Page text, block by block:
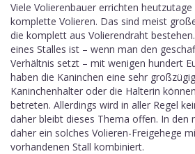
Viele Volierenbauer errichten
komplette Volieren. Das sind meist
die komplett aus Volierendraht
eines Stalles ist – wenn man den
Verhältnis setzt – mit wenigen hundert
haben die Kaninchen eine sehr
Kaninchenhalter oder die Halterin
betreten. Allerdings wird in aller Regel
daher bleibt dieses Thema offen. In den
daher ein solches Volieren-Freigehege
vorhandenen Stall kombiniert.